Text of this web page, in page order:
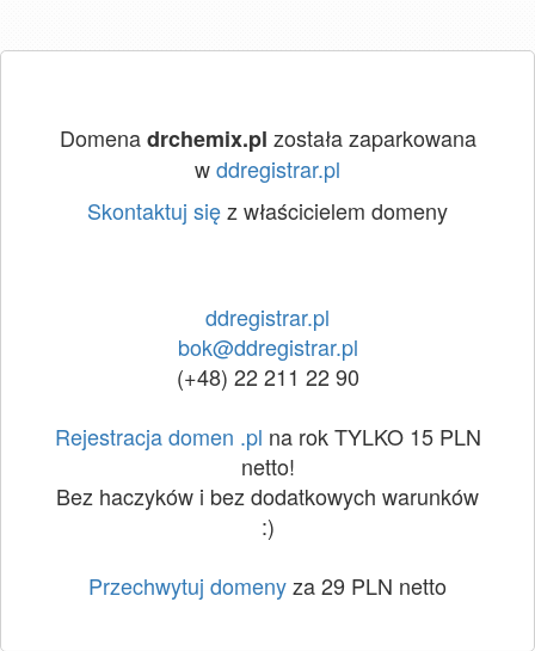
Domenadrchemix.pl została zaparkowana
wddregistrar.pl
Skontaktuj sięz właścicielem domeny
ddregistrar.pl
bok@ddregistrar.pl
(+48) 22 211 22 90
Rejestracja domen .pl na rok TYLKO 15 PLN
netto!
Bez haczyków i bez dodatkowych warunków
:)
Przechwytuj domenyza 29 PLN netto